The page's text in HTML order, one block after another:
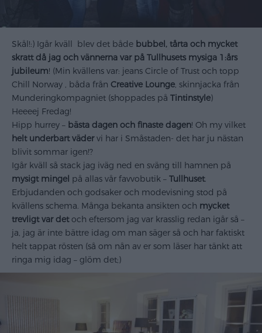
Skål!:) Igår kväll blev det både bubbel, tårta och mycket
skratt då jag och vännerna var på Tullhusets mysiga 1:års
jubileum! (Min kvällens var: jeans Circle of Trust och topp
Chill Norway , båda från Creative Lounge, skinnjacka från
Munderingkompagniet (shoppades på Tintinstyle)
Heeeej Fredag!
Hipp hurrey – bästa dagen och finaste dagen! Oh my vilket
helt underbart vädervi har i Småstaden- det har ju nästan
blivit sommar igen!?
Igår kväll så stack jag iväg ned en sväng till hamnen på
mysigt mingel på allas vår favvobutik – Tullhuset.
Erbjudanden och godsaker och modevisning stod på
kvällens schema. Många bekanta ansikten och mycket
trevligt var detoch eftersom jag var krasslig redan igår så –
ja, jag är inte bättre idag om man säger så och har faktiskt
helt tappat rösten (så om nån av er som läser har tänkt att
ringa mig idag – glöm det;)